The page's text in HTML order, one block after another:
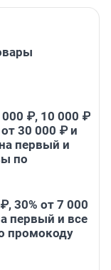
₽, 10 000 ₽
30 000 ₽ и
первый и
по
30% от 7 000
первый и все
промокоду